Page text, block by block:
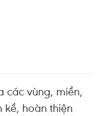
các vùng, miền,
hoàn thiện